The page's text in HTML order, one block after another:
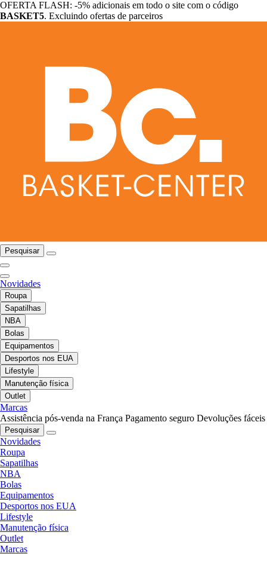
OFERTA FLASH: -5% adicionais em todo o site com o código
BASKET5. Excluindo ofertas de parceiros
Pesquisar
Novidades
Roupa
Sapatilhas
NBA
Bolas
Equipamentos
Desportos nos EUA
Lifestyle
Manutenção física
Outlet
Marcas
Assistência pós-venda na França Pagamento seguro Devoluções fáceis
Pesquisar
Novidades
Roupa
Sapatilhas
NBA
Bolas
Equipamentos
Desportos nos EUA
Lifestyle
Manutenção física
Outlet
Marcas